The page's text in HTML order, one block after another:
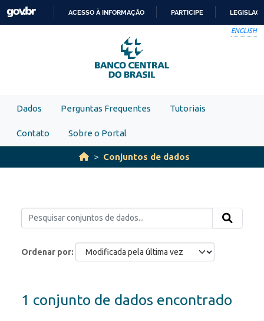
Skip to main content
PARA
O
CONTEÚDO
ACESSO À INFORMAÇÃO PARTICIPE
ENGLISH
Dados Perguntas Frequentes Tutoriais
Contato Sobre o Portal
Conjuntos de dados
Ordenar por
1 conjunto de dados encontrado